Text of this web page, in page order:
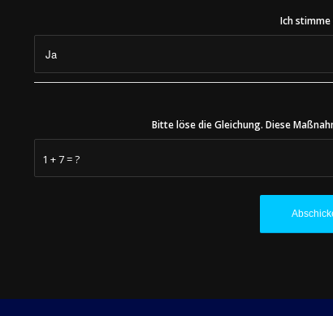
Ich stimme
1 + 7 = ?
Bitte löse die Gleichung. Diese